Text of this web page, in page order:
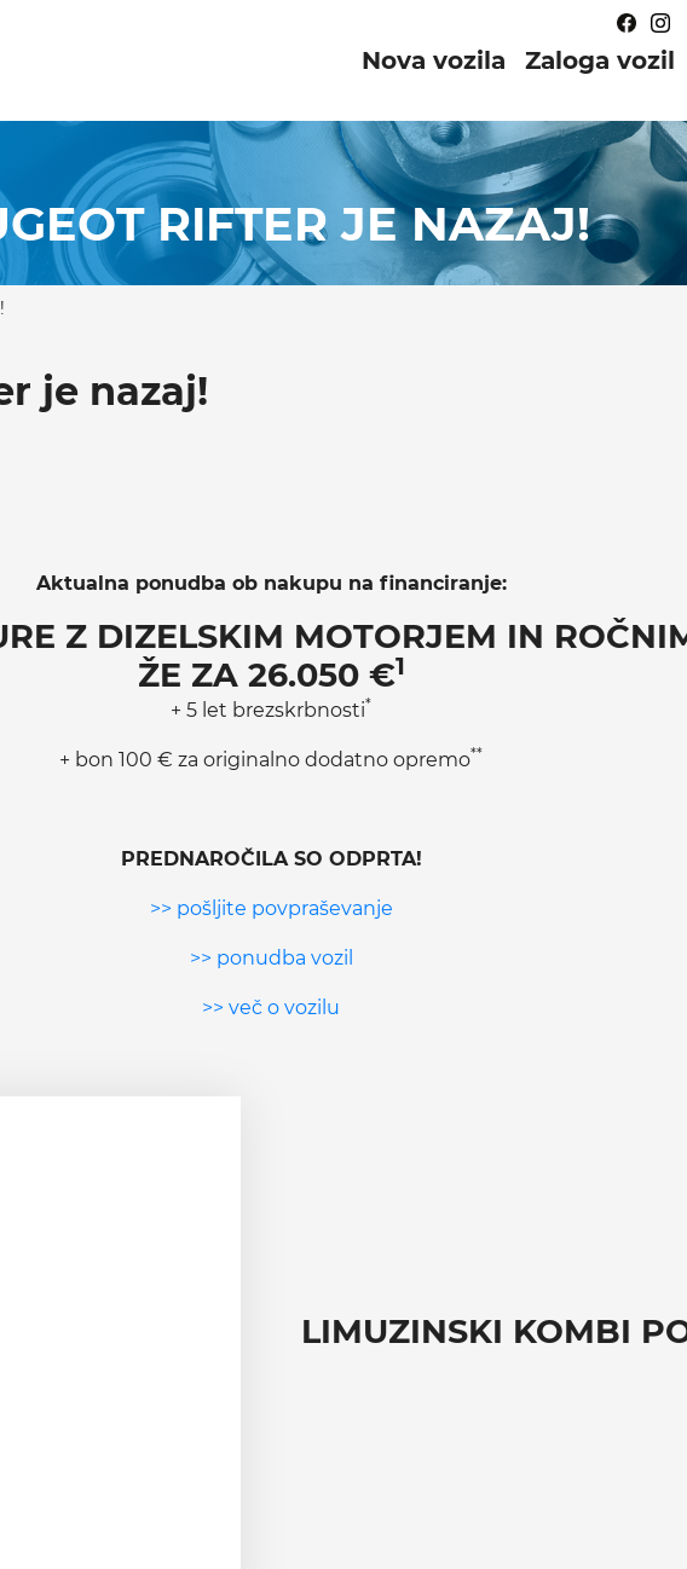
Nova vozila Zaloga vozil
RIFTER JE NAZAJ!
je nazaj!
Aktualna ponudba ob nakupu na financiranje:
Z DIZELSKIM MOTORJEM IN
ŽE ZA 26.050 €1
+ 5 let brezskrbnosti*
+ bon 100 € za originalno dodatno opremo**
PREDNAROČILA SO ODPRTA!
>> pošljite povpraševanje
>> ponudba vozil
>> več o vozilu
LIMUZINSKI KOMBI